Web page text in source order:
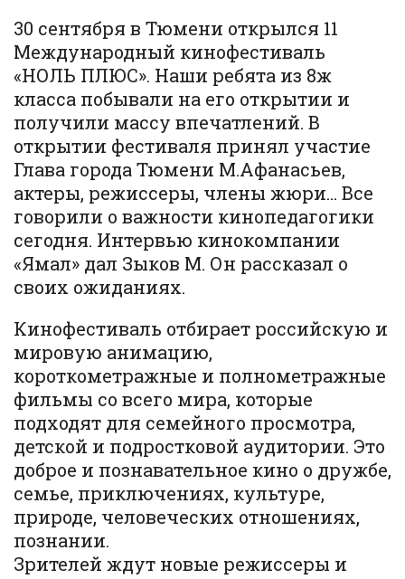
30 сентября в Тюмени открылся 11
Международный кинофестиваль
«НОЛЬ ПЛЮС». Наши ребята из 8ж
класса побывали на его открытии и
получили массу впечатлений. В
открытии фестиваля принял участие
Глава города Тюмени М.Афанасьев,
актеры, режиссеры, члены жюри… Все
говорили о важности кинопедагогики
сегодня. Интервью кинокомпании
«Ямал» дал Зыков М. Он рассказал о
своих ожиданиях.
Кинофестиваль отбирает российскую и
мировую анимацию,
короткометражные и полнометражные
фильмы со всего мира, которые
подходят для семейного просмотра,
детской и подростковой аудитории. Это
доброе и познавательное кино о дружбе,
семье, приключениях, культуре,
природе, человеческих отношениях,
познании.
Зрителей ждут новые режиссеры и